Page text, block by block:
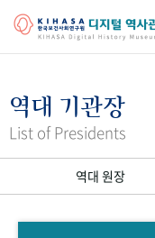
걸어온 길 기관 변천사
연구 역사
역대 기관장
List of Presidents
역대 원장